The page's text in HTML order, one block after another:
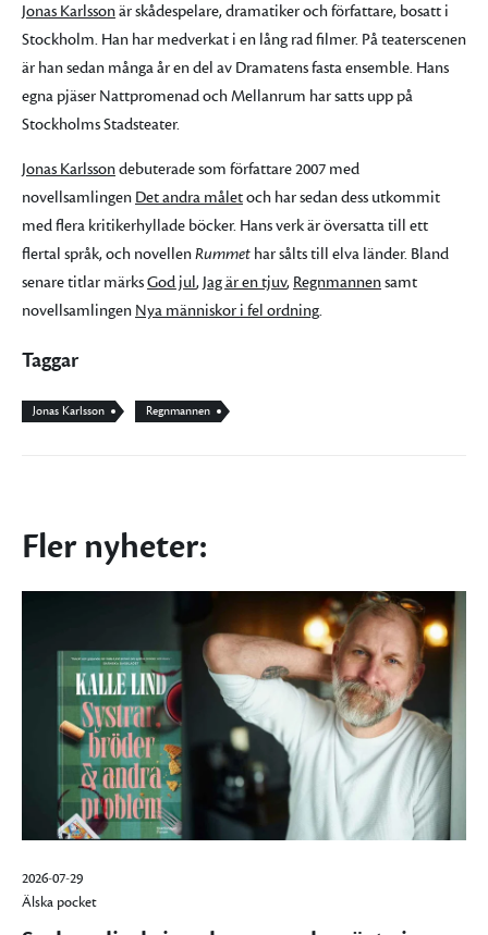
Jonas Karlssonär skådespelare, dramatiker och författare, bosatt i
Stockholm. Han har medverkat i en lång rad filmer. På teaterscenen
är han sedan många år en del av Dramatens fasta ensemble. Hans
egna pjäser Nattpromenad och Mellanrum har satts upp på
Stockholms Stadsteater.
Jonas Karlssondebuterade som författare 2007 med
novellsamlingen Det andra måletoch har sedan dess utkommit
med flera kritikerhyllade böcker. Hans verk är översatta till ett
flertal språk, och novellenRummet har sålts till elva länder. Bland
senare titlar märksGod jul, Jag är en tjuv, Regnmannensamt
novellsamlingen Nya människor i fel ordning.
Taggar
Jonas Karlsson Regnmannen
Fler nyheter:
2026-07-29
Älska pocket